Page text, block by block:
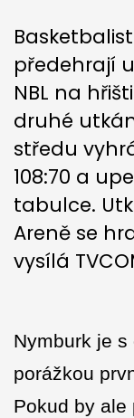
předehrají
NBL na
druhé
středu
108:70 a
tabulce.
Areně se
vysílá
Nymburk je
porážkou
Pokud by ale